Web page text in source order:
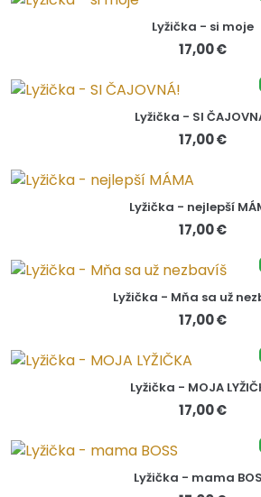
Lyžička - si moje
17,00 €
Lyžička - SI
17,00 €
Lyžička - nejlepší
17,00 €
Lyžička - Mňa sa už
17,00 €
Lyžička - MOJA
17,00 €
Lyžička - mama